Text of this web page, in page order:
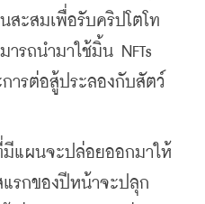
สะสมเพื่อรับคริปโตโท
รถนำมาใช้มิ้น NFTs
ารต่อสู้ประลองกับสัตว์
ผนจะปล่อยออกมาให้
แรกของปีหน้าจะปลุก